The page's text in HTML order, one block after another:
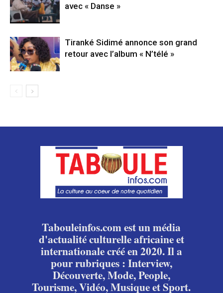
avec « Danse »
Tiranké Sidimé annonce son grand
retour avec l’album « N’télé »
Tabouleinfos.com est un média
d'actualité culturelle africaine et
internationale créé en 2020. Il a
pour rubriques : Interview,
Découverte, Mode, People,
Tourisme, Vidéo, Musique et Sport.